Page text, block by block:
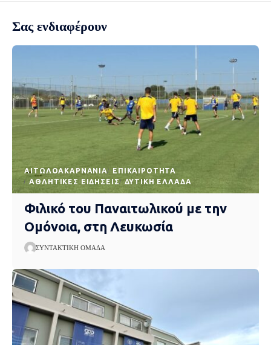
Σας ενδιαφέρουν
AΙΤΩΛΟΑΚΑΡΝΑΝΊΑ
EΠΙΚΑΙΡΌΤΗΤΑ
ΑΘΛΗΤΙΚΈΣ ΕΙΔΉΣΕΙΣ
ΔΥΤΙΚΉ ΕΛΛΆΔΑ
Φιλικό του Παναιτωλικού με την
Ομόνοια, στη Λευκωσία
ΣΥΝΤΑΚΤΙΚΉ ΟΜΆΔΑ